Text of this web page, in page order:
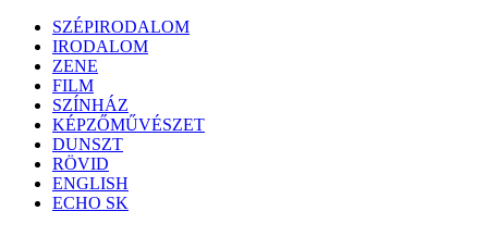
Skip
content
SZÉPIRODALOM
IRODALOM
ZENE
FILM
SZÍNHÁZ
KÉPZŐMŰVÉSZET
DUNSZT
RÖVID
ENGLISH
ECHO SK